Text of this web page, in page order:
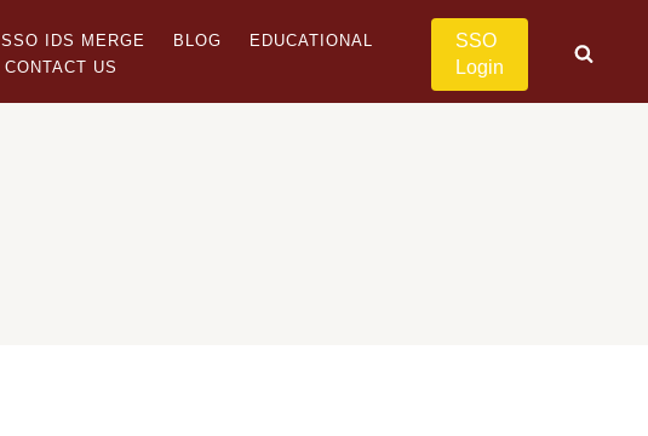
SSO IDS MERGE BLOG
EDUCATIONAL
CONTACT US
SSO
Login